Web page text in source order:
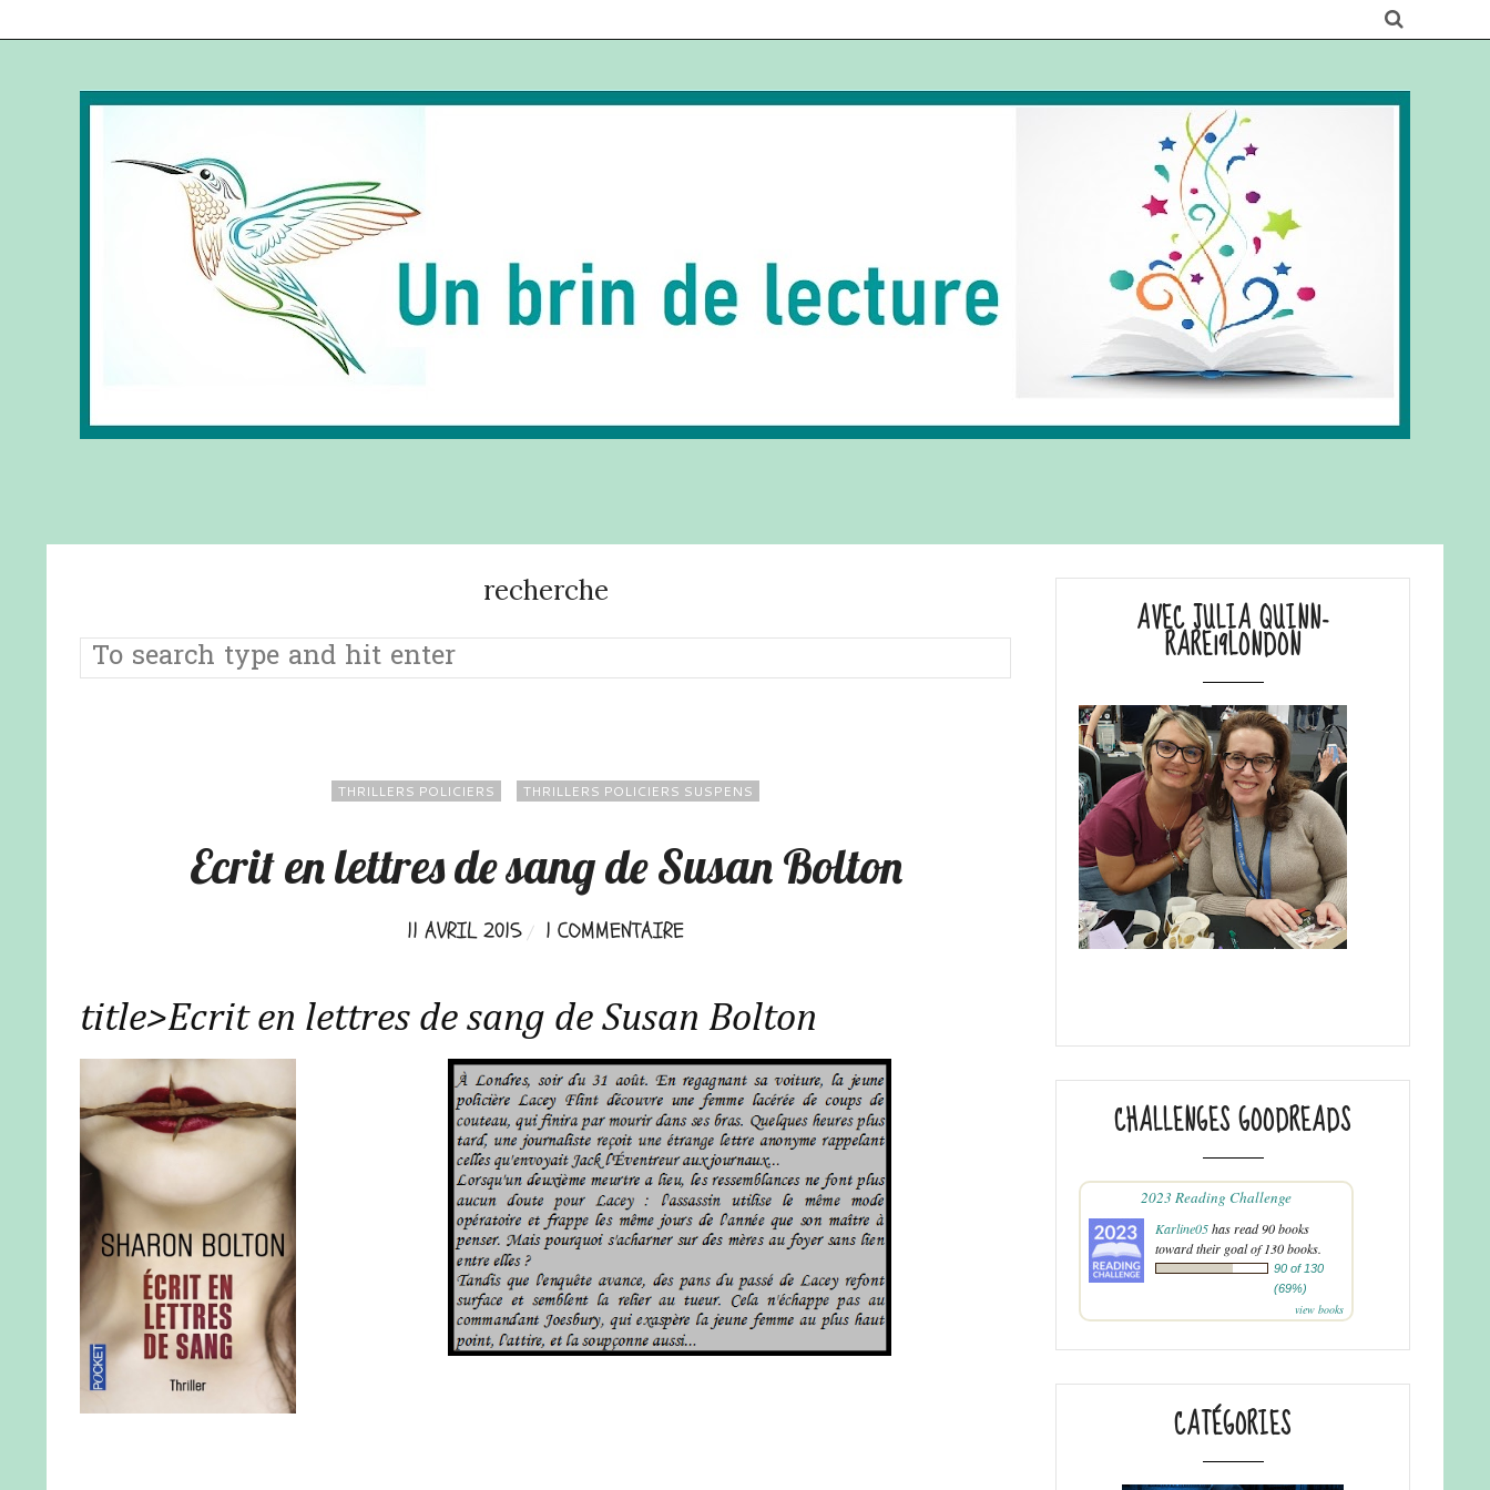
recherche
THRILLERS POLICIERS THRILLERS POLICIERS SUSPENS
Ecrit en lettres de sang de Susan Bolton
11 AVRIL 2015 1 COMMENTAIRE
title>Ecrit en lettres de sang de Susan Bolton
AVEC JULIA QUINN-
RARE19LONDON
CHALLENGES GOODREADS
2023 Reading Challenge
Karline05has read 90 books
toward their goal of 130 books.
90 of 130
(69%)
view books
CATÉGORIES